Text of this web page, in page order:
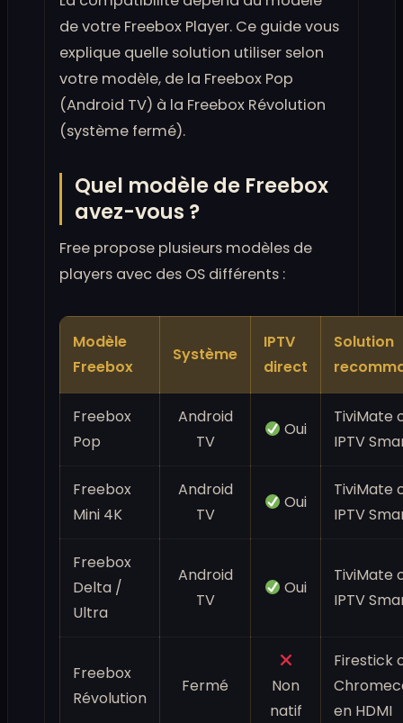
de votre Freebox Player. Ce guide vous
explique quelle solution utiliser selon
votre modèle, de la Freebox Pop
(Android TV) à la Freebox Révolution
(système fermé).
Quel modèle de Freebox
avez-vous ?
Free propose plusieurs modèles de
players avec des OS différents :
Modèle
Freebox
Système
IPTV
direct
Solution
Freebox
Pop
Android
TV
Oui
TiviMate
IPTV
Freebox
Mini 4K
Android
TV
Oui
TiviMate
IPTV
Freebox
Delta /
Ultra
Android
TV
Oui
TiviMate
IPTV
Freebox
Révolution
Fermé
Non
natif
Firestick
en HDMI